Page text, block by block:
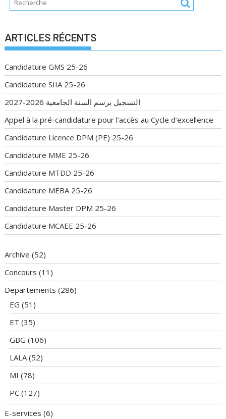
ARTICLES RÉCENTS
Candidature GMS 25-26
Candidature SIIA 25-26
التسجيل برسم السنة الجامعية 2026-2027
Appel à la pré-candidature pour l’accès au Cycle d’excellence
Candidature Licence DPM (PE) 25-26
Candidature MME 25-26
Candidature MTDD 25-26
Candidature MEBA 25-26
Candidature Master DPM 25-26
Candidature MCAEE 25-26
Archive (52)
Concours (11)
Departements (286)
EG (51)
ET (35)
GBG (106)
LALA(52)
MI (78)
PC (127)
E-services (6)